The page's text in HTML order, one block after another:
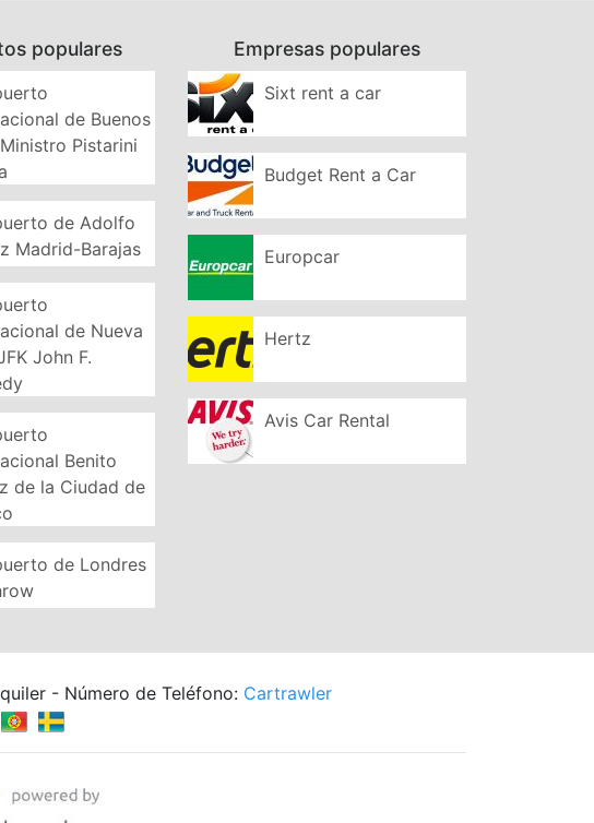
populares
de Buenos
Pistarini
de Adolfo
Madrid-Barajas
de Nueva
John F.
Benito
de la Ciudad de
de Londres
Empresas populares
Sixt rent a car
Budget Rent a Car
Europcar
Hertz
Avis Car Rental
- Número de Teléfono: Cartrawler